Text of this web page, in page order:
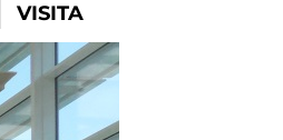
VISITA